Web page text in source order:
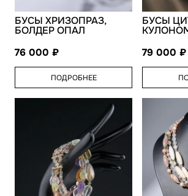
БУСЫ ХРИЗОПРАЗ,
БОЛДЕР ОПАЛ
76 000
ПОДРОБНЕЕ
БУСЫ
79 000